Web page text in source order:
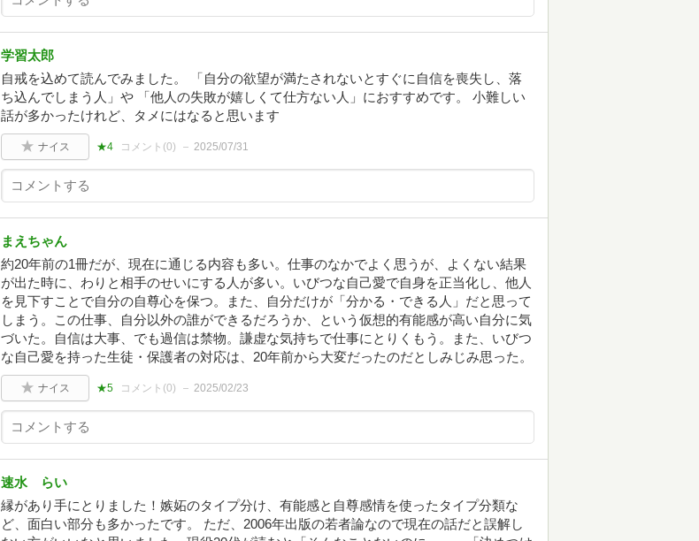
学習太郎
自戒を込めて読んでみました。 「自分の欲望が満たされないとすぐに自信を喪失し、落
ち込んでしまう人」や 「他人の失敗が嬉しくて仕方ない人」におすすめです。 小難しい
話が多かったけれど、タメにはなると思います
ナイス ★4 コメント(0) 2025/07/31
まえちゃん
約20年前の1冊だが、現在に通じる内容も多い。仕事のなかでよく思うが、よくない結果
が出た時に、わりと相手のせいにする人が多い。いびつな自己愛で自身を正当化し、他人
を見下すことで自分の自尊心を保つ。また、自分だけが「分かる・できる人」だと思って
しまう。この仕事、自分以外の誰ができるだろうか、という仮想的有能感が高い自分に気
づいた。自信は大事、でも過信は禁物。謙虚な気持ちで仕事にとりくもう。また、いびつ
な自己愛を持った生徒・保護者の対応は、20年前から大変だったのだとしみじみ思った。
ナイス ★5 コメント(0) 2025/02/23
速水 らい
縁があり手にとりました！嫉妬のタイプ分け、有能感と自尊感情を使ったタイプ分類な
ど、面白い部分も多かったです。 ただ、2006年出版の若者論なので現在の話だと誤解し